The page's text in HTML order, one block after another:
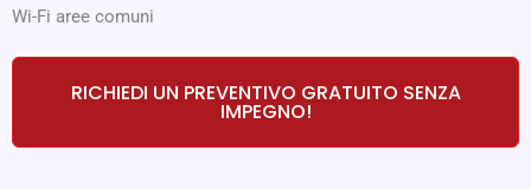
Wi-Fi aree comuni
RICHIEDI UN PREVENTIVO GRATUITO SENZA
IMPEGNO!